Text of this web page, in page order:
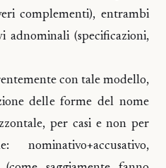
complementi), entrambi
adnominali (specificazioni,
con tale modello,
delle forme del nome
per casi e non per
nominativo+accusativo,